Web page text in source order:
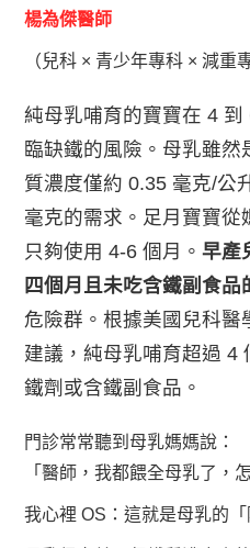
楊為傑醫師
（兒科 × 青少年專科 × 減重
純母乳哺育的寶寶在 4
臨缺鐵的風險。母乳雖
質濃度僅約 0.35 毫克/公
毫克的需求。足月寶寶從
只夠使用 4-6 個月。早產
四個月且未吃含鐵副食品
危險群。根據美國兒科醫
建議，純母乳哺育超過 4
鐵劑或含鐵副食品。
門診常常聽到母乳媽媽說：
「醫師，我都餵全母乳了，
我心裡 OS：這就是母乳的「